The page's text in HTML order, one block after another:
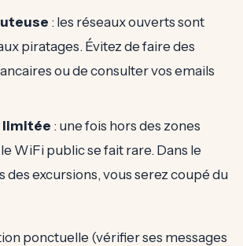
: les réseaux ouverts sont
piratages. Évitez de faire des
ou de consulter vos emails
limitée : une fois hors des zones
WiFi public se fait rare. Dans le
des excursions, vous serez coupé du
ponctuelle (vérifier ses messages